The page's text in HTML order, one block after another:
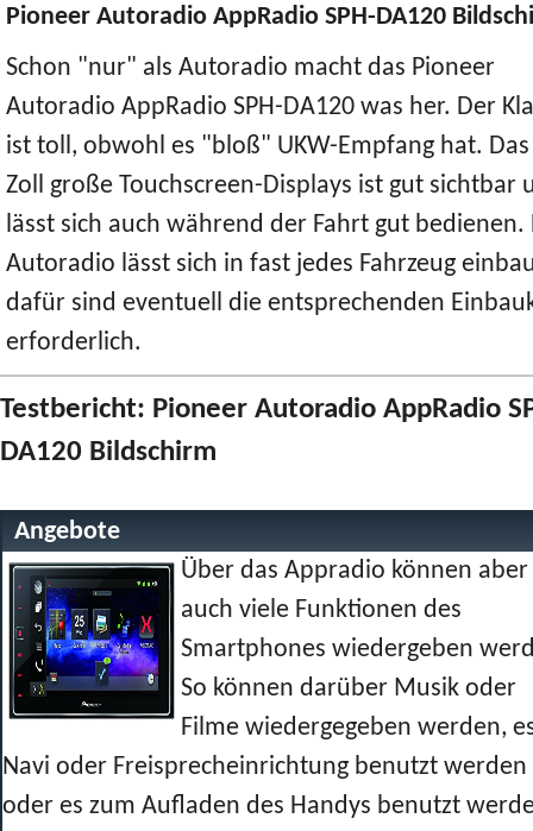
Pioneer Autoradio AppRadio SPH-DA120
Schon "nur" als Autoradio macht das Pioneer
Autoradio AppRadio SPH-DA120 was her. Der
ist toll, obwohl es "bloß" UKW-Empfang hat. Das
Zoll große Touchscreen-Displays ist gut sichtbar
lässt sich auch während der Fahrt gut bedienen.
Autoradio lässt sich in fast jedes Fahrzeug
dafür sind eventuell die entsprechenden
erforderlich.
Testbericht: Pioneer Autoradio AppRadio
DA120 Bildschirm
Angebote
Über das Appradio können aber
auch viele Funktionen des
Smartphones wiedergeben
So können darüber Musik oder
Filme wiedergegeben werden,
Navi oder Freisprecheinrichtung benutzt werden
oder es zum Aufladen des Handys benutzt